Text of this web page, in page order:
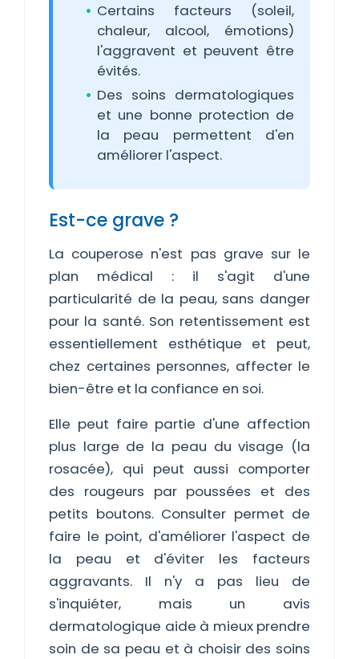
Certains facteurs (soleil,
chaleur, alcool, émotions)
l'aggravent et peuvent être
évités.
Des soins dermatologiques
et une bonne protection de
la peau permettent d'en
améliorer l'aspect.
Est-ce grave ?
La couperose n'est pas grave sur le
plan médical : il s'agit d'une
particularité de la peau, sans danger
pour la santé. Son retentissement est
essentiellement esthétique et peut,
chez certaines personnes, affecter le
bien-être et la confiance en soi.
Elle peut faire partie d'une affection
plus large de la peau du visage (la
rosacée), qui peut aussi comporter
des rougeurs par poussées et des
petits boutons. Consulter permet de
faire le point, d'améliorer l'aspect de
la peau et d'éviter les facteurs
aggravants. Il n'y a pas lieu de
s'inquiéter, mais un avis
dermatologique aide à mieux prendre
soin de sa peau et à choisir des soins